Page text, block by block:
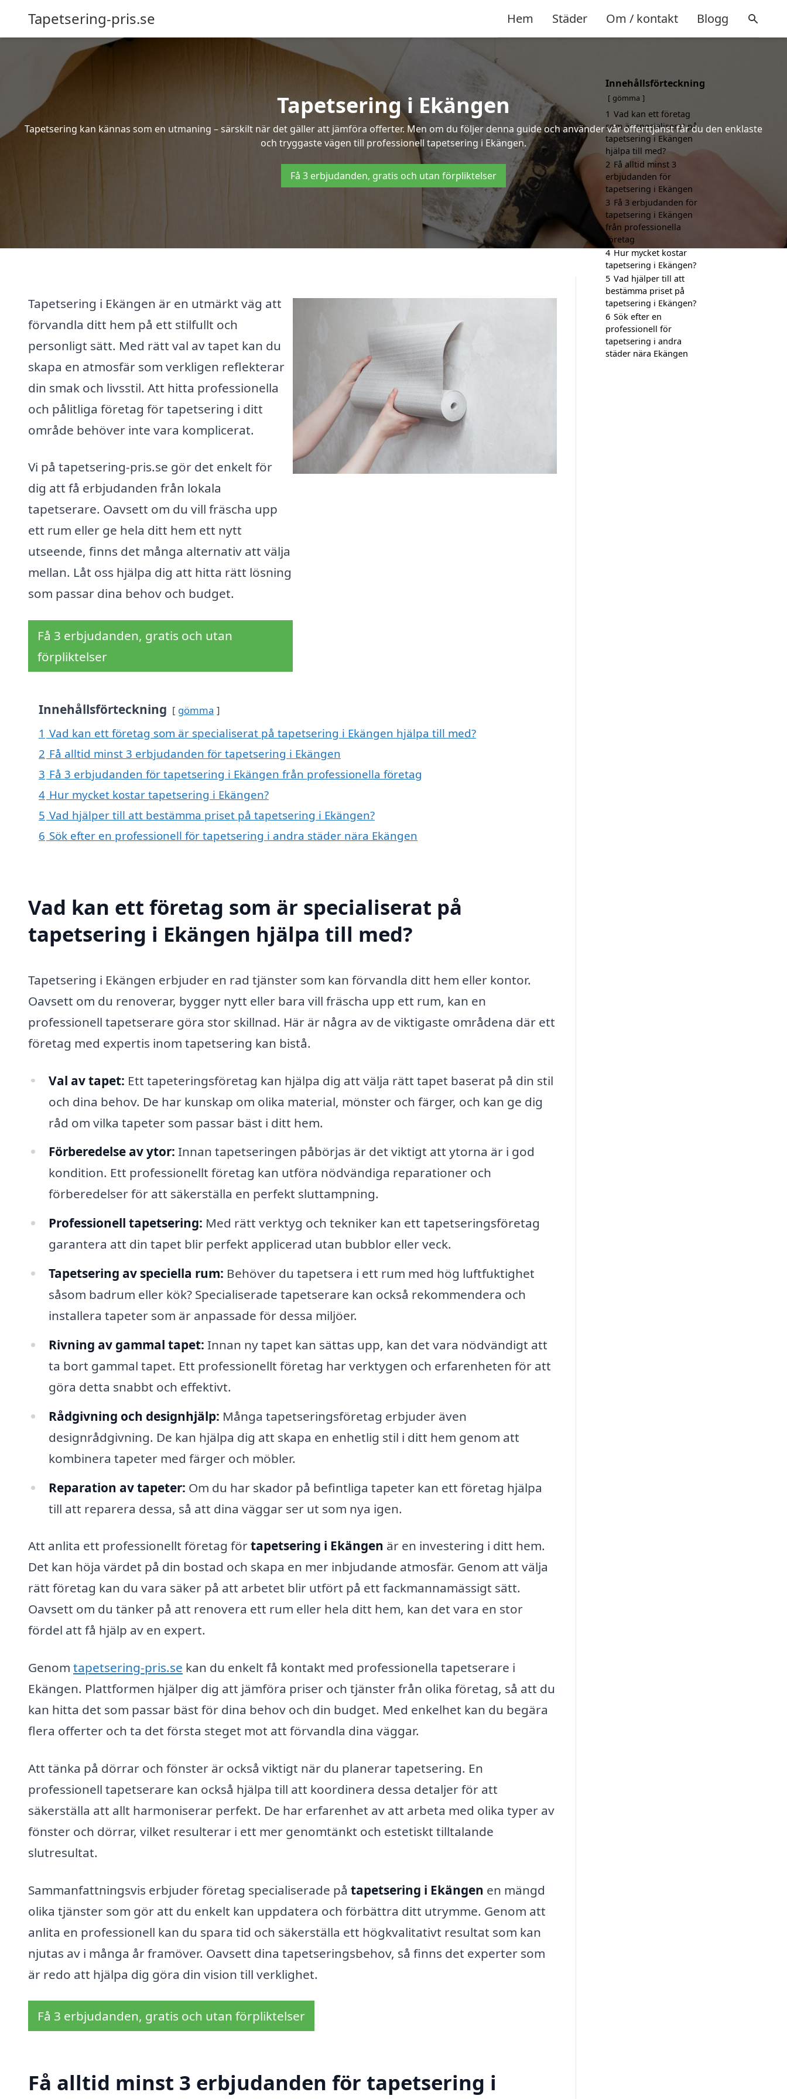
Tapetsering-pris.se Hem Städer Om / kontakt Blogg
Tapetsering i Ekängen
Tapetsering kan kännas som en utmaning – särskilt när det gäller att jämföra offerter. Men om du följer denna guide och använder vår offerttjänst får du den enklaste
och tryggaste vägen till professionell tapetsering i Ekängen.
Få 3 erbjudanden, gratis och utan förpliktelser
Tapetsering i Ekängen är en utmärkt väg att
förvandla ditt hem på ett stilfullt och
personligt sätt. Med rätt val av tapet kan du
skapa en atmosfär som verkligen reflekterar
din smak och livsstil. Att hitta professionella
och pålitliga företag för tapetsering i ditt
område behöver inte vara komplicerat.
Vi på tapetsering-pris.se gör det enkelt för
dig att få erbjudanden från lokala
tapetserare. Oavsett om du vill fräscha upp
ett rum eller ge hela ditt hem ett nytt
utseende, finns det många alternativ att välja
mellan. Låt oss hjälpa dig att hitta rätt lösning
som passar dina behov och budget.
Få 3 erbjudanden, gratis och utan
förpliktelser
Innehållsförteckning gömma
1 Vad kan ett företag som är specialiserat på tapetsering i Ekängen hjälpa till med?
2 Få alltid minst 3 erbjudanden för tapetsering i Ekängen
3 Få 3 erbjudanden för tapetsering i Ekängen från professionella företag
4 Hur mycket kostar tapetsering i Ekängen?
5 Vad hjälper till att bestämma priset på tapetsering i Ekängen?
6 Sök efter en professionell för tapetsering i andra städer nära Ekängen
Vad kan ett företag som är specialiserat på
tapetsering i Ekängen hjälpa till med?
Tapetsering i Ekängen erbjuder en rad tjänster som kan förvandla ditt hem eller kontor.
Oavsett om du renoverar, bygger nytt eller bara vill fräscha upp ett rum, kan en
professionell tapetserare göra stor skillnad. Här är några av de viktigaste områdena där ett
företag med expertis inom tapetsering kan bistå.
Val av tapet: Ett tapeteringsföretag kan hjälpa dig att välja rätt tapet baserat på din stil
och dina behov. De har kunskap om olika material, mönster och färger, och kan ge dig
råd om vilka tapeter som passar bäst i ditt hem.
Förberedelse av ytor: Innan tapetseringen påbörjas är det viktigt att ytorna är i god
kondition. Ett professionellt företag kan utföra nödvändiga reparationer och
förberedelser för att säkerställa en perfekt sluttampning.
Professionell tapetsering: Med rätt verktyg och tekniker kan ett tapetseringsföretag
garantera att din tapet blir perfekt applicerad utan bubblor eller veck.
Tapetsering av speciella rum: Behöver du tapetsera i ett rum med hög luftfuktighet
såsom badrum eller kök? Specialiserade tapetserare kan också rekommendera och
installera tapeter som är anpassade för dessa miljöer.
Rivning av gammal tapet: Innan ny tapet kan sättas upp, kan det vara nödvändigt att
ta bort gammal tapet. Ett professionellt företag har verktygen och erfarenheten för att
göra detta snabbt och effektivt.
Rådgivning och designhjälp: Många tapetseringsföretag erbjuder även
designrådgivning. De kan hjälpa dig att skapa en enhetlig stil i ditt hem genom att
kombinera tapeter med färger och möbler.
Reparation av tapeter: Om du har skador på befintliga tapeter kan ett företag hjälpa
till att reparera dessa, så att dina väggar ser ut som nya igen.
Att anlita ett professionellt företag förtapetsering i Ekängen är en investering i ditt hem.
Det kan höja värdet på din bostad och skapa en mer inbjudande atmosfär. Genom att välja
rätt företag kan du vara säker på att arbetet blir utfört på ett fackmannamässigt sätt.
Oavsett om du tänker på att renovera ett rum eller hela ditt hem, kan det vara en stor
fördel att få hjälp av en expert.
Genom tapetsering-pris.se kan du enkelt få kontakt med professionella tapetserare i
Ekängen. Plattformen hjälper dig att jämföra priser och tjänster från olika företag, så att du
kan hitta det som passar bäst för dina behov och din budget. Med enkelhet kan du begära
flera offerter och ta det första steget mot att förvandla dina väggar.
Att tänka på dörrar och fönster är också viktigt när du planerar tapetsering. En
professionell tapetserare kan också hjälpa till att koordinera dessa detaljer för att
säkerställa att allt harmoniserar perfekt. De har erfarenhet av att arbeta med olika typer av
fönster och dörrar, vilket resulterar i ett mer genomtänkt och estetiskt tilltalande
slutresultat.
Sammanfattningsvis erbjuder företag specialiserade på tapetsering i Ekängen en mängd
olika tjänster som gör att du enkelt kan uppdatera och förbättra ditt utrymme. Genom att
anlita en professionell kan du spara tid och säkerställa ett högkvalitativt resultat som kan
njutas av i många år framöver. Oavsett dina tapetseringsbehov, så finns det experter som
är redo att hjälpa dig göra din vision till verklighet.
Få 3 erbjudanden, gratis och utan förpliktelser
Få alltid minst 3 erbjudanden för tapetsering i
Innehållsförteckning
gömma
1 Vad kan ett företag
som är specialiserat på
tapetsering i Ekängen
hjälpa till med?
2 Få alltid minst 3
erbjudanden för
tapetsering i Ekängen
3 Få 3 erbjudanden för
tapetsering i Ekängen
från professionella
företag
4 Hur mycket kostar
tapetsering i Ekängen?
5 Vad hjälper till att
bestämma priset på
tapetsering i Ekängen?
6 Sök efter en
professionell för
tapetsering i andra
städer nära Ekängen